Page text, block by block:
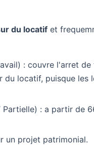
du locatif et
: couvre l'arret de
du locatif, puisque les
: a partir de
un projet patrimonial.